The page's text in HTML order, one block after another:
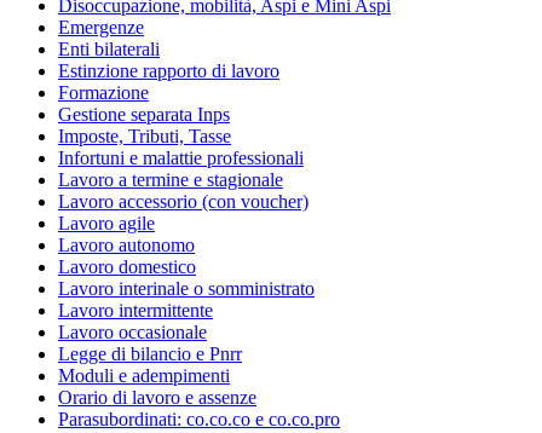
Disoccupazione, mobilità, Aspi e Mini Aspi
Emergenze
Enti bilaterali
Estinzione rapporto di lavoro
Formazione
Gestione separata Inps
Imposte, Tributi, Tasse
Infortuni e malattie professionali
Lavoro a termine e stagionale
Lavoro accessorio (con voucher)
Lavoro agile
Lavoro autonomo
Lavoro domestico
Lavoro interinale o somministrato
Lavoro intermittente
Lavoro occasionale
Legge di bilancio e Pnrr
Moduli e adempimenti
Orario di lavoro e assenze
Parasubordinati: co.co.co e co.co.pro